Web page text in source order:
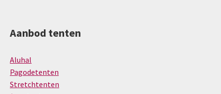
Aanbod tenten
Aluhal
Pagodetenten
Stretchtenten